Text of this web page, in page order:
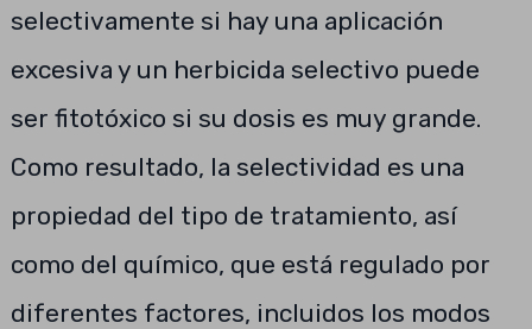
selectivamente si hay una aplicación
excesiva y un herbicida selectivo puede
ser fitotóxico si su dosis es muy grande.
Como resultado, la selectividad es una
propiedad del tipo de tratamiento, así
como del químico, que está regulado por
diferentes factores, incluidos los modos